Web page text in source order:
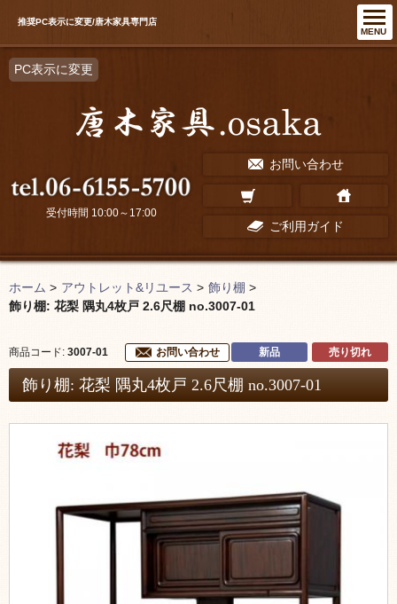
MENU
推奨PC表示に変更/唐木家具専門店
PC表示に変更
お問い合わせ
ご利用ガイド
受付時間 10:00～17:00
ホーム > アウトレット&リユース > 飾り棚 >
飾り棚: 花梨 隅丸4枚戸 2.6尺棚 no.3007-01
商品コード: 3007-01 お問い合わせ 新品 売り切れ
飾り棚: 花梨 隅丸4枚戸 2.6尺棚 no.3007-01